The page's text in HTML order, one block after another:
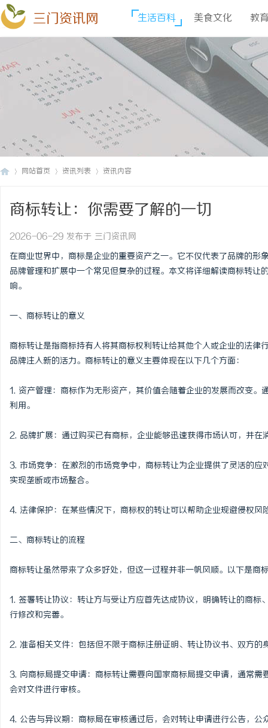
三门资讯网 生活百科 美食文化 教
网站首页 资讯列表 资讯内容
商标转让：你需要了解的一切
2026-06-29 发布于 三门资讯网
在商业世界中，商标是企业的重要资产之一。它不仅代表了品牌的形
品牌管理和扩展中一个常见但复杂的过程。本文将详细解读商标转
响。
一、商标转让的意义
商标转让是指商标持有人将其商标权利转让给其他个人或企业的法
品牌注入新的活力。商标转让的意义主要体现在以下几个方面：
1. 资产管理：商标作为无形资产，其价值会随着企业的发展而改变
利用。
2. 品牌扩展：通过购买已有商标，企业能够迅速获得市场认可，并
3. 市场竞争：在激烈的市场竞争中，商标转让为企业提供了灵活的
实现垄断或市场整合。
4. 法律保护：在某些情况下，商标权的转让可以帮助企业规避侵权风
二、商标转让的流程
商标转让虽然带来了众多好处，但这一过程并非一帆风顺。以下是商
1. 签署转让协议：转让方与受让方应首先达成协议，明确转让的商
行修改和完善。
2. 准备相关文件：包括但不限于商标注册证明、转让协议书、双方的
3. 向商标局提交申请：商标转让需要向国家商标局提交申请，通常
会对文件进行审核。
4. 公告与异议期：商标局在审核通过后，会对转让申请进行公告，